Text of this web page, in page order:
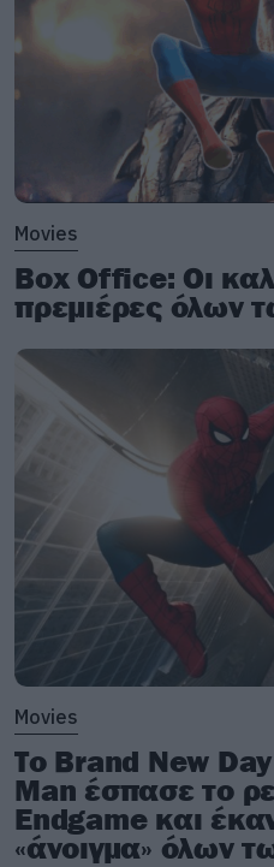
Movies
Box Office: Οι
πρεμιέρες όλων
Movies
Το Brand New
Man έσπασε το
Endgame και
«άνοιγμα» όλων